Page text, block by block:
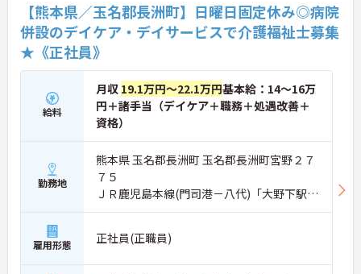
【熊本県／玉名郡長洲町】日曜日固定休み◎病院
併設のデイケア・デイサービスで介護福祉士募集
★《正社員》
給料
月収 19.1万円～22.1万円基本給：14～16万
円＋諸手当（デイケア＋職務＋処遇改善＋
資格）
勤務地
熊本県 玉名郡長洲町 玉名郡長洲町宮野２７
７５
ＪＲ鹿児島本線(門司港－八代)「大野下駅」
バス・車9分
雇用形態 正社員(正職員)